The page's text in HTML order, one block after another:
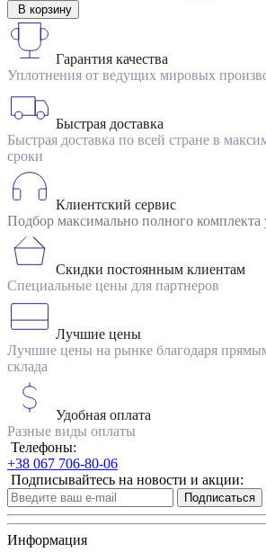
В корзину
Гарантия качества
Уплотнения от ведущих мировых
Быстрая доставка
Быстрая доставка по всей стране в
сроки
Клиентский сервис
Подбор максимально полного комплекта
Скидки постоянным клиентам
Специальные цены для партнеров
Лучшие цены
Лучшие цены на рынке благодаря
склада
Удобная оплата
Разные виды оплаты
Телефоны:
+38 067 706-80-06
Подписывайтесь на новости и акции:
Подписаться
Информация